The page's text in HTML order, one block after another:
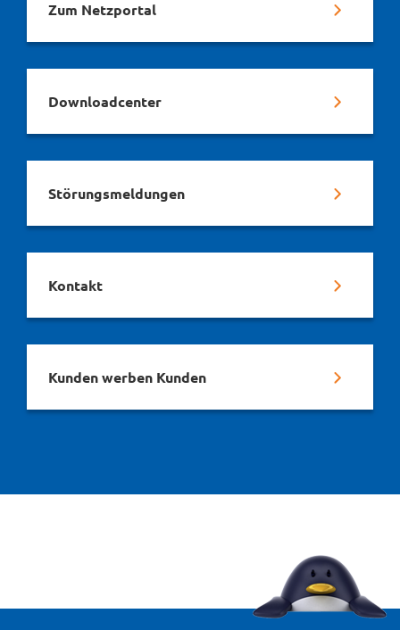
Zum Netzportal
Downloadcenter
Störungsmeldungen
Kontakt
Kunden werben Kunden